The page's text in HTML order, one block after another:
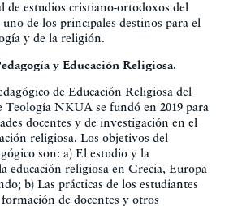
de estudios cristiano-ortodoxos del
de los principales destinos para el
y de la religión.
y Educación Religiosa.
de Educación Religiosa del
Teología NKUA se fundó en 2019 para
docentes y de investigación en el
religiosa. Los objetivos del
son: a) El estudio y la
educación religiosa en Grecia, Europa
b) Las prácticas de los estudiantes
de docentes y otros